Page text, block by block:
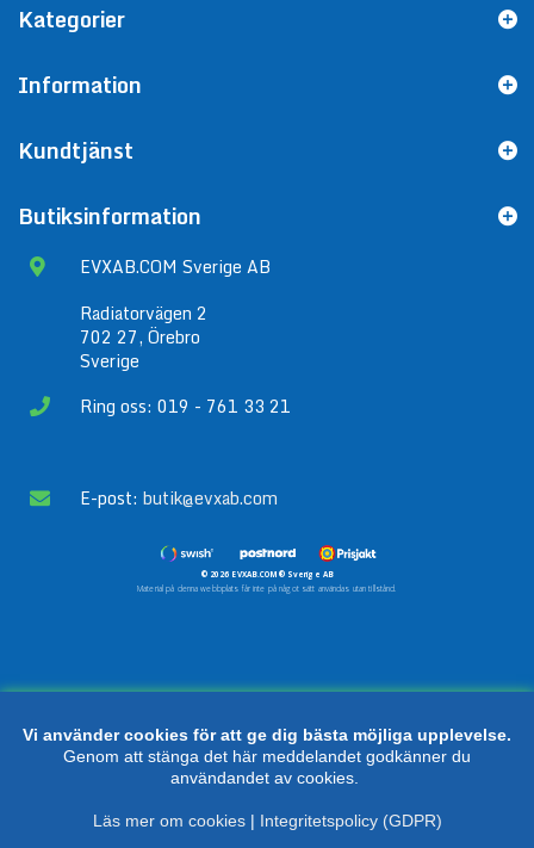
Kategorier
Information
Kundtjänst
Butiksinformation
EVXAB.COM Sverige AB
Radiatorvägen 2
702 27, Örebro
Sverige
Ring oss: 019 - 761 33 21
E-post: butik@evxab.com
Vi använder cookies för att ge dig bästa möjliga upplevelse.
Genom att stänga det här meddelandet godkänner du
användandet av cookies.
Läs mer om cookies| Integritetspolicy (GDPR)
© 2026 EVXAB.COM® Sverige AB
Material på denna webbplats får inte på något sätt användas utan tillstånd.